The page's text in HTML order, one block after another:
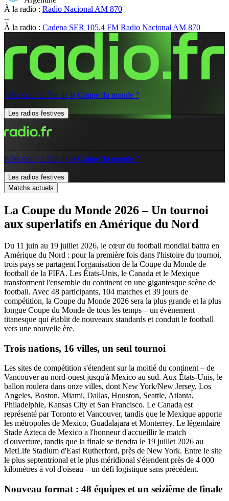
À la radio : Radio Nacional AM 870
--
À la radio : Cadena SER 105.4 FM Radio Nacional AM 870
Prêts pour la fête de la Coupe du monde ?
Les radios festives
Prêts pour la fête de la Coupe du monde ?
Les radios festives
Matchs actuels
La Coupe du Monde 2026 – Un tournoi
aux superlatifs en Amérique du Nord
Du 11 juin au 19 juillet 2026, le cœur du football mondial battra en
Amérique du Nord : pour la première fois dans l'histoire du tournoi,
trois pays se partagent l'organisation de la Coupe du Monde de
football de la FIFA. Les États-Unis, le Canada et le Mexique
transforment l'ensemble du continent en une gigantesque scène de
football. Avec 48 participants, 104 matches et 39 jours de
compétition, la Coupe du Monde 2026 sera la plus grande et la plus
longue Coupe du Monde de tous les temps – un événement
titanesque qui établit de nouveaux standards et conduit le football
vers une nouvelle ère.
Trois nations, 16 villes, un seul tournoi
Les sites de compétition s'étendent sur la moitié du continent – de
Vancouver au nord-ouest jusqu'à Mexico au sud. Aux États-Unis, le
ballon roulera dans onze villes, dont New York/New Jersey, Los
Angeles, Boston, Miami, Dallas, Houston, Seattle, Atlanta,
Philadelphie, Kansas City et San Francisco. Le Canada est
représenté par Toronto et Vancouver, tandis que le Mexique apporte
les métropoles de Mexico, Guadalajara et Monterrey. Le légendaire
Stade Azteca de Mexico a l'honneur d'accueillir le match
d'ouverture, tandis que la finale se tiendra le 19 juillet 2026 au
MetLife Stadium d'East Rutherford, près de New York. Entre le site
le plus septentrional et le plus méridional s'étendent près de 4 000
kilomètres à vol d'oiseau – un défi logistique sans précédent.
Nouveau format : 48 équipes et un seizième de finale